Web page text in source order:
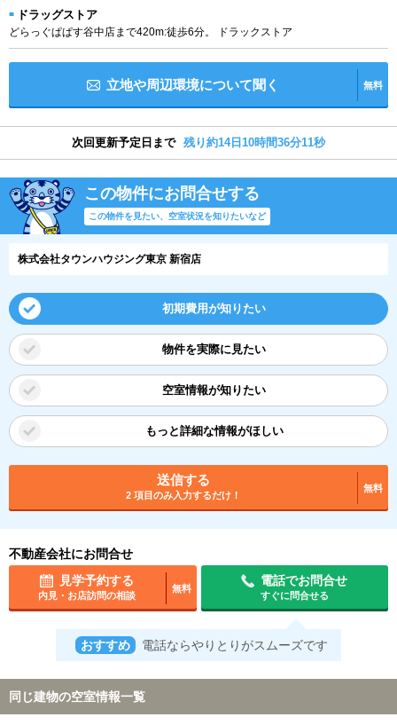
ドラッグストア
どらっぐぱぱす谷中店まで420m:徒歩6分。 ドラックストア
立地や周辺環境について聞く 無料
次回更新予定日まで 残り約14日10時間36分10秒
この物件にお問合せする
この物件を見たい、空室状況を知りたいなど
株式会社タウンハウジング東京 新宿店
初期費用が知りたい
物件を実際に見たい
空室情報が知りたい
もっと詳細な情報がほしい
送信する
2 項目のみ入力するだけ！
無料
不動産会社にお問合せ
見学予約する
内見・お店訪問の相談
無料
電話でお問合せ
すぐに問合せる
おすすめ 電話ならやりとりがスムーズです
同じ建物の空室情報一覧